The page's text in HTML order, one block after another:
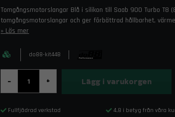
Tomgångsmotorslangar Blå i silikon till Saab 900 Turbo
tomgångsmotorslangar och ger förbättrad hållbarhet,
Läs mer
do88-kit44B
- + Lägg i varukorgen
Fullfjädrad verkstad 4,8 i betyg från våra